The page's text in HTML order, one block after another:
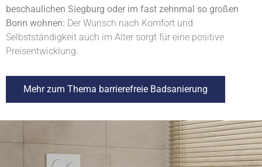
beschaulichen Siegburg oder im fast zehnmal so großen
Bonn wohnen: Der Wunsch nach Komfort und
Selbstständigkeit auch im Alter sorgt für eine positive
Preisentwicklung.
Mehr zum Thema barrierefreie Badsanierung